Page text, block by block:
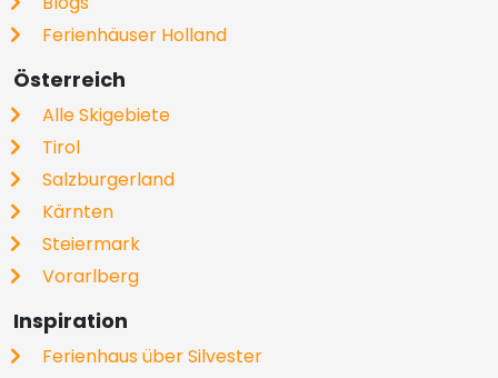
Ferienhäuser Holland
Österreich
Alle Skigebiete
Tirol
Salzburgerland
Kärnten
Steiermark
Vorarlberg
Inspiration
Ferienhaus über Silvester